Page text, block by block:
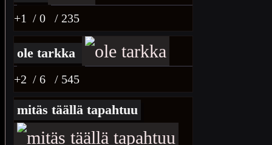
+1 / 0 / 235
ole tarkka
+2 / 6 / 545
mitäs täällä tapahtuu